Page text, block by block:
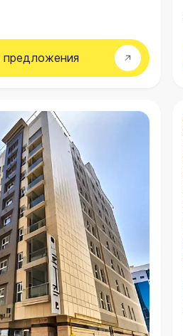
предложения